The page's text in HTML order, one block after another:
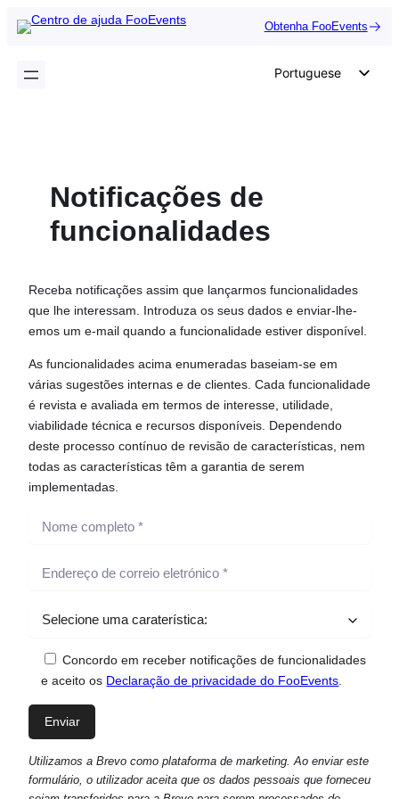
Saltar
para
conteúdo
Obtenha FooEvents
Portuguese
Czech
Greek
Notificações de
funcionalidades
Receba notificações assim que lançarmos funcionalidades
que lhe interessam. Introduza os seus dados e enviar-lhe-
emos um e-mail quando a funcionalidade estiver disponível.
As funcionalidades acima enumeradas baseiam-se em
várias sugestões internas e de clientes. Cada funcionalidade
é revista e avaliada em termos de interesse, utilidade,
viabilidade técnica e recursos disponíveis. Dependendo
deste processo contínuo de revisão de características, nem
todas as características têm a garantia de serem
implementadas.
Concordo em receber notificações de funcionalidades
e aceito os Declaração de privacidade do FooEvents
Utilizamos a Brevo como plataforma de marketing. Ao enviar este
formulário, o utilizador aceita que os dados pessoais que forneceu